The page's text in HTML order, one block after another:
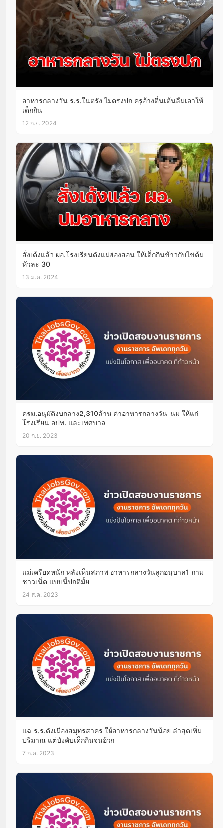
อาหารกลางวัน ร.ร.ในตรัง ไม่ตรงปก ครูอ้างตื่นเต้นลืมเอาให้
เด็กกิน
12 ก.ย. 2024
สั่งเด้งแล้ว ผอ.โรงเรียนดังแม่ฮ่องสอน ให้เด็กกินข้าวกับไข่ต้ม
หัวละ 30
13 ม.ค. 2024
ครม.อนุมัติงบกลาง2,310ล้าน ค่าอาหารกลางวัน-นม ให้แก่
โรงเรียน อปท. และเทศบาล
20 ก.ย. 2023
แม่เครียดหนัก หลังเห็นสภาพ อาหารกลางวันลูกอนุบาล1 ถาม
ชาวเน็ต แบบนี้ปกติมั้ย
24 ส.ค. 2023
แฉ ร.ร.ดังเมืองสมุทรสาคร ให้อาหารกลางวันน้อย ล่าสุดเพิ่ม
ปริมาณ แต่บังคับเด็กกินจนอ้วก
7 ก.ค. 2023